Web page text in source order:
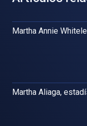
Martha Annie
Martha Aliaga,